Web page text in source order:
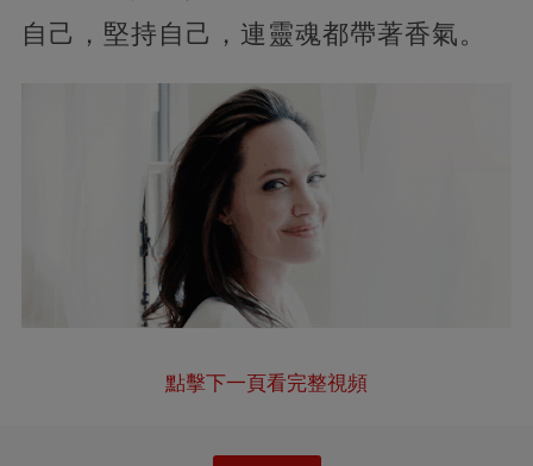
自己，堅持自己，連靈魂都帶著香氣。
點擊下一頁看完整視頻